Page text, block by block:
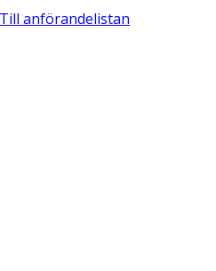
Till anförandelistan